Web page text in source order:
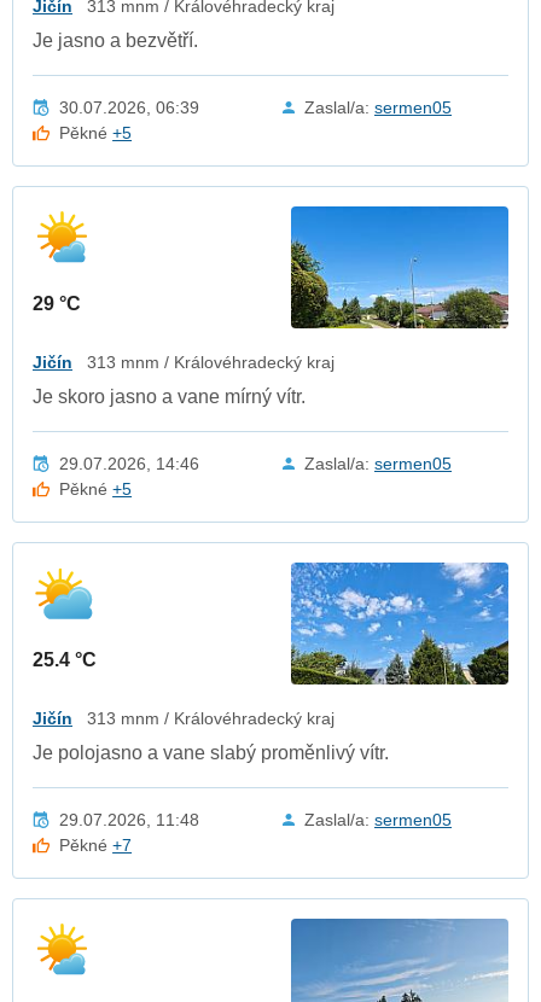
Jičín 313 mnm / Královéhradecký kraj
Je jasno a bezvětří.
30.07.2026, 06:39 Zaslal/a: sermen05
Pěkné+5
29 °C
Jičín 313 mnm / Královéhradecký kraj
Je skoro jasno a vane mírný vítr.
29.07.2026, 14:46 Zaslal/a: sermen05
Pěkné+5
25.4 °C
Jičín 313 mnm / Královéhradecký kraj
Je polojasno a vane slabý proměnlivý vítr.
29.07.2026, 11:48 Zaslal/a: sermen05
Pěkné+7